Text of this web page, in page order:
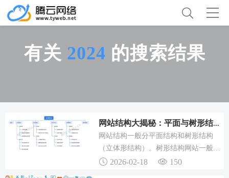
有关 2024 的搜索结果
网站结构大揭秘：平面与树形结构优劣势及SEO优化要点
网站结构一般分平面结构和树形结构
（立体形结构）。树形结构网站一般适
合大中型网站，树形结构网站特点：网
2026-02-18 150